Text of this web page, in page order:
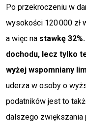
Po przekroczeniu w
wysokości 120 000 zł
a więc na stawkę
dochodu, lecz tylko
wyżej wspomniany
uderza w osoby o
podatników jest to
dalszego zwiększania